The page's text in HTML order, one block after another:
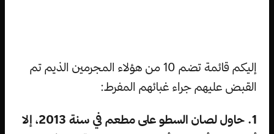
إليكم قائمة تضم 10 من هؤلاء المجرمين الذيم تم
القبض عليهم جراء غبائهم المفرط:
1. حاول لصان السطو على مطعم في سنة 2013، إلا